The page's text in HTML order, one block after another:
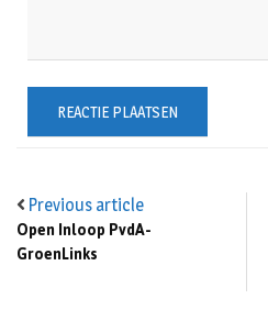
Previous article
Open Inloop PvdA-
GroenLinks